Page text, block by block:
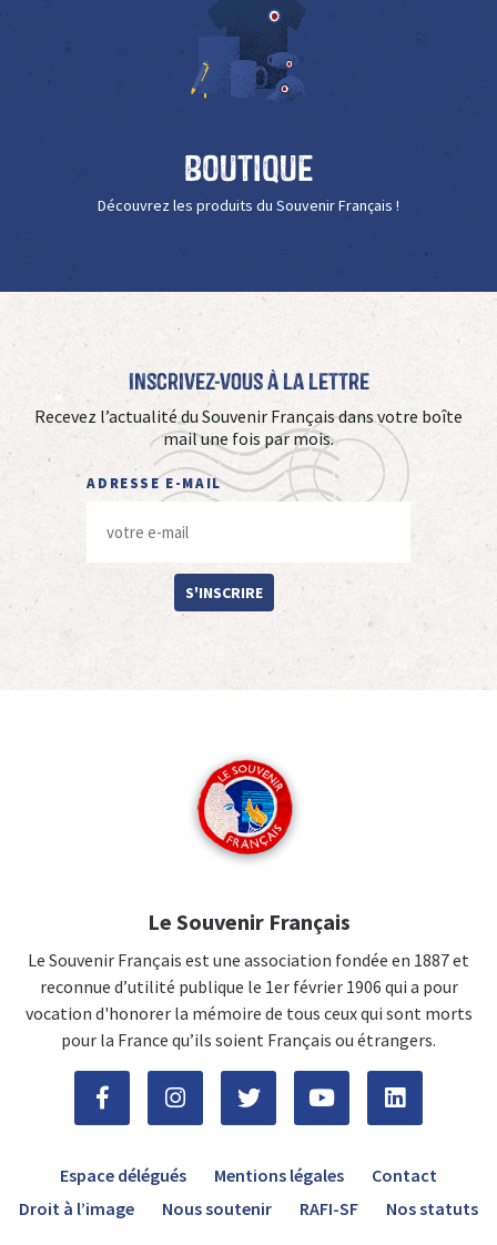
Boutique
Découvrez les produits du Souvenir Français !
Inscrivez-vous à La Lettre
Recevez l’actualité du Souvenir Français dans votre boîte
mail une fois par mois.
ADRESSE E-MAIL
S'INSCRIRE
Le Souvenir Français
Le Souvenir Français est une association fondée en 1887 et
reconnue d’utilité publique le 1er février 1906 qui a pour
vocation d'honorer la mémoire de tous ceux qui sont morts
pour la France qu’ils soient Français ou étrangers.
Espace délégués Mentions légales
Contact
Droit à l’image
Nous soutenir RAFI-SF Nos statuts